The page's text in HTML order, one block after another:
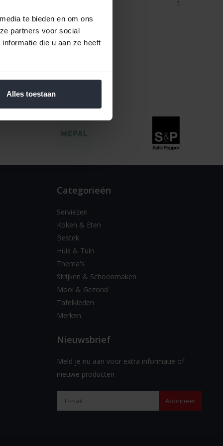
te bieden en om ons
partners voor social
die u aan ze heeft
Alles toestaan
1
Categorieën
Serviezen
Koken & Eten
Bestek
Huis & Tuin
Thema's
Strijken & Schoonmaken
Mooi & Gezond
Tafelkleden
Merken
Nieuwsbrief
Meld je nu aan voor extra informatie of
nieuwe producten
Abonneer